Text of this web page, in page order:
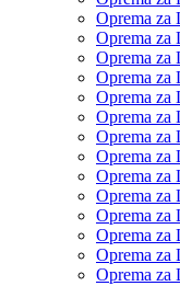
Oprema za
Oprema za
Oprema za
Oprema za
Oprema za
Oprema za
Oprema za
Oprema za
Oprema za
Oprema za
Oprema za
Oprema za
Oprema za
Oprema za